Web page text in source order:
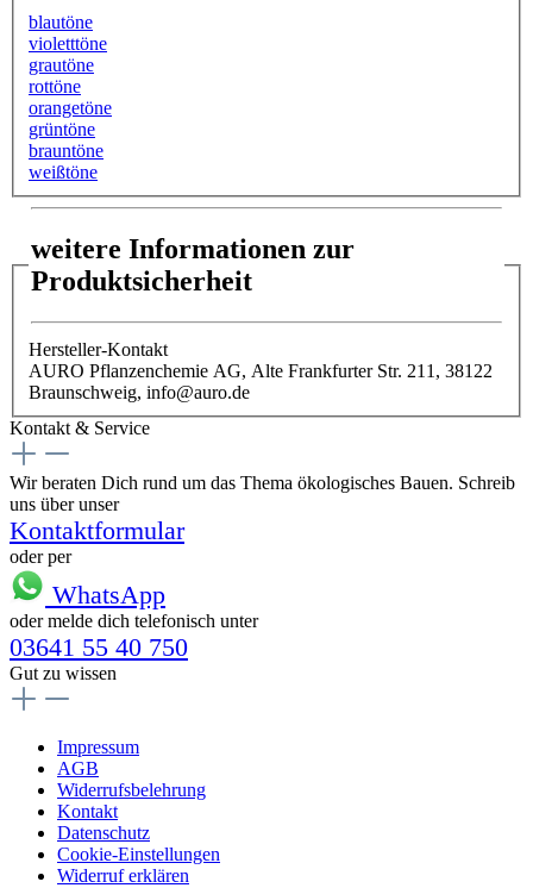
blautöne
violetttöne
grautöne
rottöne
orangetöne
grüntöne
brauntöne
weißtöne
weitere Informationen zur
Produktsicherheit
Hersteller-Kontakt
AURO Pflanzenchemie AG, Alte Frankfurter Str. 211, 38122
Braunschweig, info@auro.de
Kontakt & Service
Wir beraten Dich rund um das Thema ökologisches Bauen. Schreib
uns über unser
Kontaktformular
oder per
WhatsApp
oder melde dich telefonisch unter
03641 55 40 750
Gut zu wissen
Impressum
AGB
Widerrufsbelehrung
Kontakt
Datenschutz
Cookie-Einstellungen
Widerruf erklären